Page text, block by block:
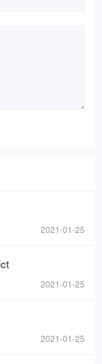
2021-01-25
2021-01-25
2021-01-25